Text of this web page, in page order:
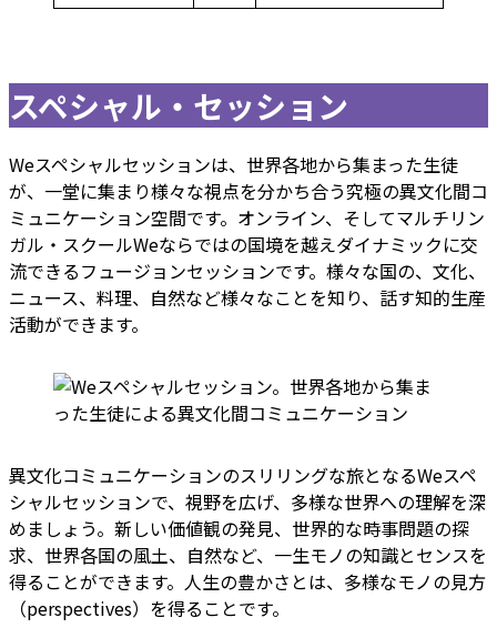
スペシャル・セッション
Weスペシャルセッションは、世界各地から集まった生徒
が、一堂に集まり様々な視点を分かち合う究極の異文化間コ
ミュニケーション空間です。オンライン、そしてマルチリン
ガル・スクールWeならではの国境を越えダイナミックに交
流できるフュージョンセッションです。様々な国の、文化、
ニュース、料理、自然など様々なことを知り、話す知的生産
活動ができます。
異文化コミュニケーションのスリリングな旅となるWeスペ
シャルセッションで、視野を広げ、多様な世界への理解を深
めましょう。新しい価値観の発見、世界的な時事問題の探
求、世界各国の風土、自然など、一生モノの知識とセンスを
得ることができます。人生の豊かさとは、多様なモノの見方
（perspectives）を得ることです。